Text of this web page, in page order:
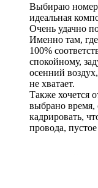
Выбираю номер
идеальная
Очень удачно
Именно там,
100%
спокойному,
осенний
не хватает.
Также хочется
выбрано
кадрировать,
провода,